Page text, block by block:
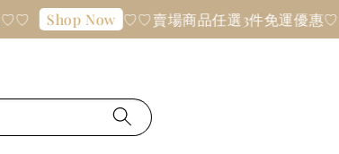
Shop Now ♡♡賣場商品任選3件免運優惠♡♡